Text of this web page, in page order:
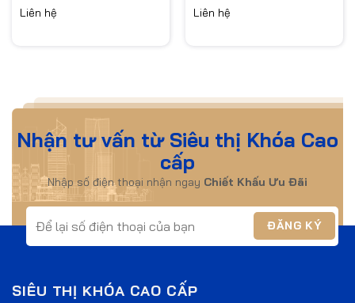
Liên hệ Liên hệ
Nhận tư vấn từ Siêu thị Khóa Cao
cấp
Nhập số điện thoại nhận ngay Chiết Khấu Ưu Đãi
SIÊU THỊ KHÓA CAO CẤP